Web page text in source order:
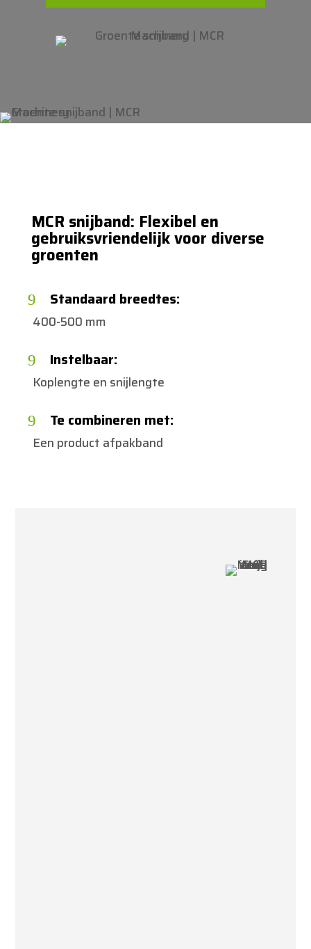
MCR snijband: Flexibel en
gebruiksvriendelijk voor diverse
groenten
9 Standaard breedtes:
400-500 mm
9 Instelbaar:
Koplengte en snijlengte
9 Te combineren met:
Een product afpakband